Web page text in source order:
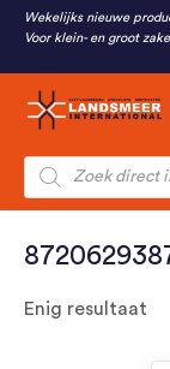
Wekelijks nieuwe
Voor klein- en groot
Producten
zoeken
Enig resultaat